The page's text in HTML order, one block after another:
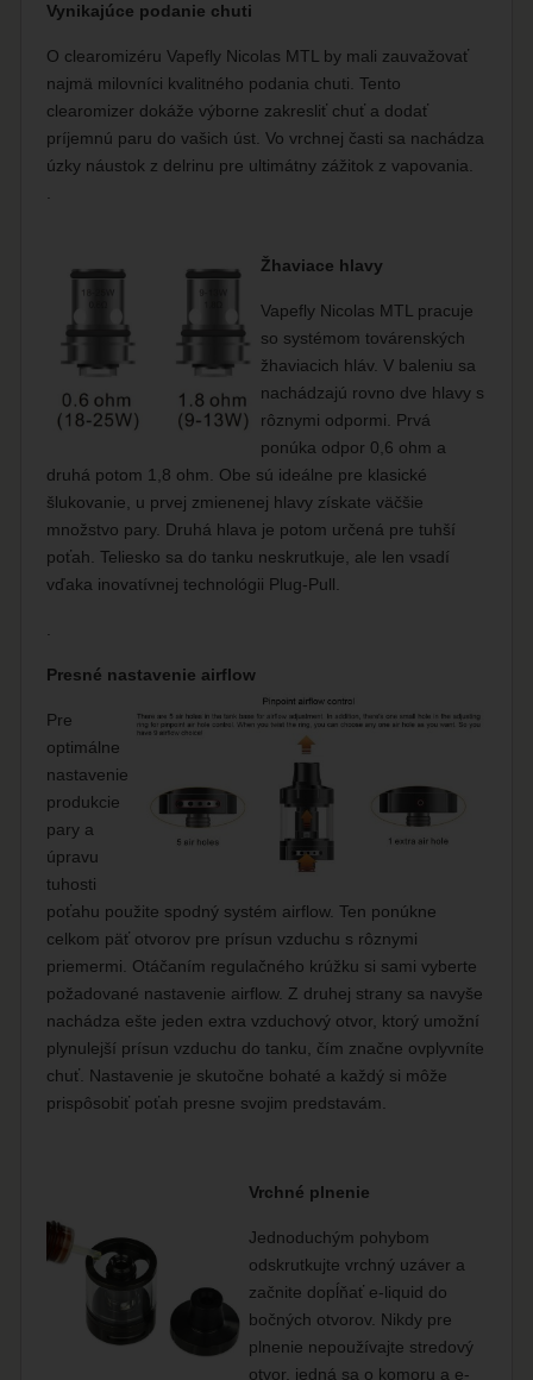
Vynikajúce podanie chuti
O clearomizéru Vapefly Nicolas MTL by mali zauvažovať
najmä milovníci kvalitného podania chuti. Tento
clearomizer dokáže výborne zakresliť chuť a dodať
príjemnú paru do vašich úst. Vo vrchnej časti sa nachádza
úzky náustok z delrinu pre ultimátny zážitok z vapovania.
.
Žhaviace hlavy
Vapefly Nicolas MTL pracuje
so systémom továrenských
žhaviacich hláv. V baleniu sa
nachádzajú rovno dve hlavy s
rôznymi odpormi. Prvá
ponúka odpor 0,6 ohm a
druhá potom 1,8 ohm. Obe sú ideálne pre klasické
šlukovanie, u prvej zmienenej hlavy získate väčšie
množstvo pary. Druhá hlava je potom určená pre tuhší
poťah. Teliesko sa do tanku neskrutkuje, ale len vsadí
vďaka inovatívnej technológii Plug-Pull.
Presné nastavenie airflow
Pre
optimálne
nastavenie
produkcie
pary a
úpravu
tuhosti
poťahu použite spodný systém airflow. Ten ponúkne
celkom päť otvorov pre prísun vzduchu s rôznymi
priemermi. Otáčaním regulačného krúžku si sami vyberte
požadované nastavenie airflow. Z druhej strany sa navyše
nachádza ešte jeden extra vzduchový otvor, ktorý umožní
plynulejší prísun vzduchu do tanku, čím značne ovplyvníte
chuť. Nastavenie je skutočne bohaté a každý si môže
prispôsobiť poťah presne svojim predstavám.
Vrchné plnenie
Jednoduchým pohybom
odskrutkujte vrchný uzáver a
začnite dopĺňať e-liquid do
bočných otvorov. Nikdy pre
plnenie nepoužívajte stredový
otvor, jedná sa o komoru a e-